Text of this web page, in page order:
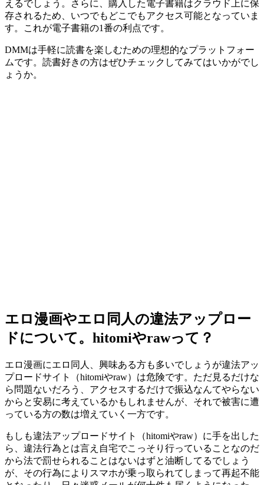
えるでしょう。さらに、購入した電子書籍はクラウド上に保
存されるため、いつでもどこでもアクセス可能となっていま
す。これが電子書籍の1番の利点です。
DMMは手軽に読書を楽しむための理想的なプラットフォー
ムです。読書好きの方はぜひチェックしてみてはいかがでし
ょうか。
エロ漫画やエロ同人の違法アップロー
ドについて。hitomiやrawって？
エロ漫画にエロ同人、興味ある方も多いでしょうが違法アッ
プロードサイト（hitomiやraw）は危険です。ただ見るだけな
ら問題ないだろう、アクセスするだけで振込なんてやらない
からと安易に考えているかもしれませんが、それで被害に遭
っている方の数は増えていく一方です。
もしも違法アップロードサイト（hitomiやraw）に手を出した
ら、違法行為とは言え自宅でこっそり行っていることなのだ
から法で罰せられることはないはずと油断してるでしょう
が、その行為によりスマホが乗っ取られてしまって再起不能